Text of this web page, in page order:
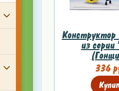
из серии
336